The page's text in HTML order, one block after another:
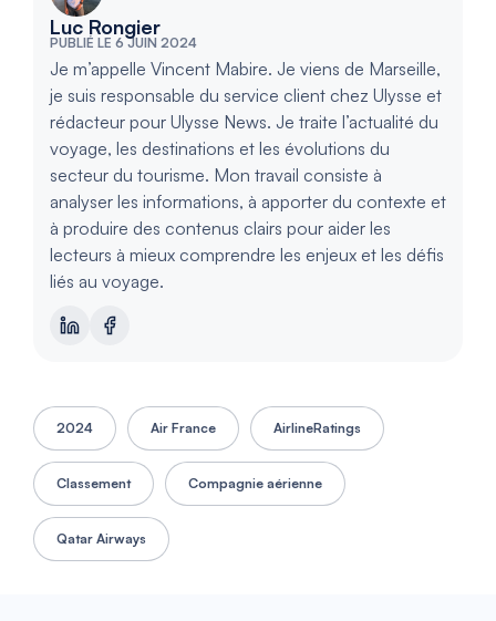
Luc Rongier
PUBLIÉ LE 6 JUIN 2024
Je m’appelle Vincent Mabire. Je viens de Marseille,
je suis responsable du service client chez Ulysse et
rédacteur pour Ulysse News. Je traite l’actualité du
voyage, les destinations et les évolutions du
secteur du tourisme. Mon travail consiste à
analyser les informations, à apporter du contexte et
à produire des contenus clairs pour aider les
lecteurs à mieux comprendre les enjeux et les défis
liés au voyage.
2024 Air France AirlineRatings
Classement Compagnie aérienne
Qatar Airways